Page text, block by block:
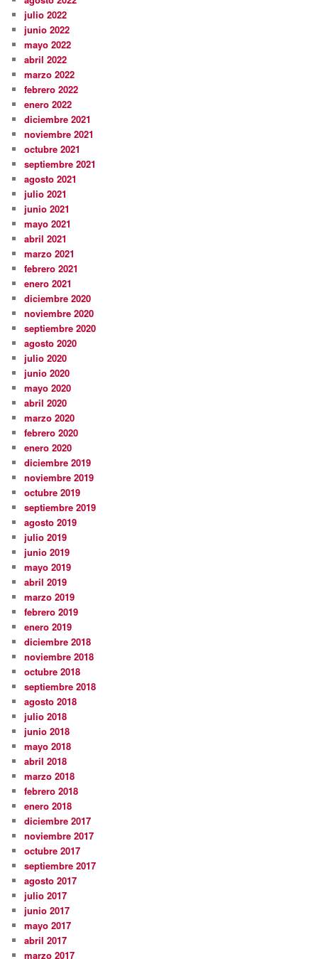
julio 2022
junio 2022
mayo 2022
abril 2022
marzo 2022
febrero 2022
enero 2022
diciembre 2021
noviembre 2021
octubre 2021
septiembre 2021
agosto 2021
julio 2021
junio 2021
mayo 2021
abril 2021
marzo 2021
febrero 2021
enero 2021
diciembre 2020
noviembre 2020
septiembre 2020
agosto 2020
julio 2020
junio 2020
mayo 2020
abril 2020
marzo 2020
febrero 2020
enero 2020
diciembre 2019
noviembre 2019
octubre 2019
septiembre 2019
agosto 2019
julio 2019
junio 2019
mayo 2019
abril 2019
marzo 2019
febrero 2019
enero 2019
diciembre 2018
noviembre 2018
octubre 2018
septiembre 2018
agosto 2018
julio 2018
junio 2018
mayo 2018
abril 2018
marzo 2018
febrero 2018
enero 2018
diciembre 2017
noviembre 2017
octubre 2017
septiembre 2017
agosto 2017
julio 2017
junio 2017
mayo 2017
abril 2017
marzo 2017